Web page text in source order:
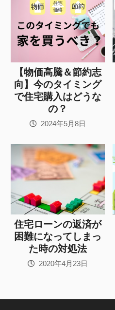
【物価高騰＆節約志
向】今のタイミング
で住宅購入はどうな
の？
2024年5月8日
住宅ローンの返済が
困難になってしまっ
た時の対処法
2020年4月23日